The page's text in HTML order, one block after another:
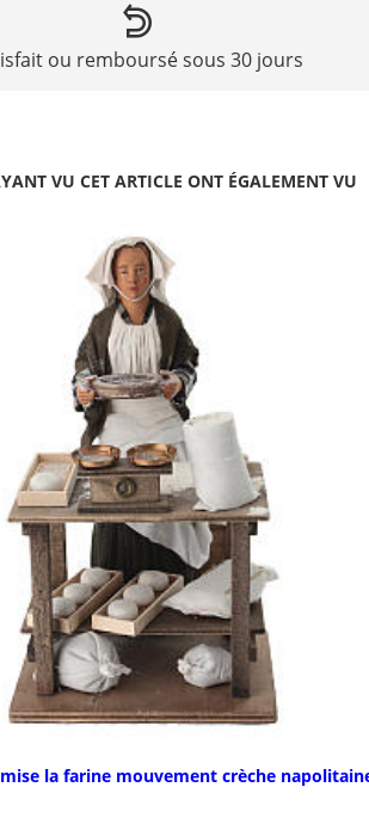
ou remboursé sous 30 jours
VU CET ARTICLE ONT ÉGALEMENT VU
la farine mouvement crèche